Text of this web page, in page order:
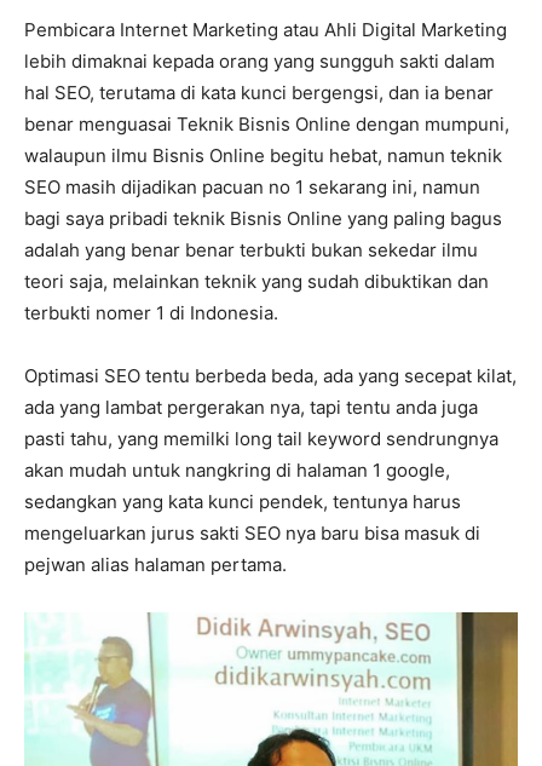
Pembicara Internet Marketing atau Ahli Digital Marketing
lebih dimaknai kepada orang yang sungguh sakti dalam
hal SEO, terutama di kata kunci bergengsi, dan ia benar
benar menguasai Teknik Bisnis Online dengan mumpuni,
walaupun ilmu Bisnis Online begitu hebat, namun teknik
SEO masih dijadikan pacuan no 1 sekarang ini, namun
bagi saya pribadi teknik Bisnis Online yang paling bagus
adalah yang benar benar terbukti bukan sekedar ilmu
teori saja, melainkan teknik yang sudah dibuktikan dan
terbukti nomer 1 di Indonesia.
Optimasi SEO tentu berbeda beda, ada yang secepat kilat,
ada yang lambat pergerakan nya, tapi tentu anda juga
pasti tahu, yang memilki long tail keyword sendrungnya
akan mudah untuk nangkring di halaman 1 google,
sedangkan yang kata kunci pendek, tentunya harus
mengeluarkan jurus sakti SEO nya baru bisa masuk di
pejwan alias halaman pertama.